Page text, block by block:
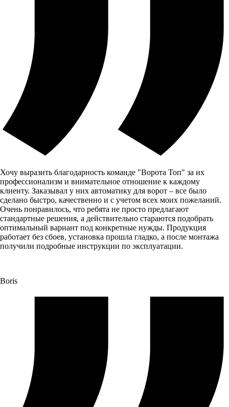
Хочу выразить благодарность команде "Ворота Топ" за их
профессионализм и внимательное отношение к каждому
клиенту. Заказывал у них автоматику для ворот – все было
сделано быстро, качественно и с учетом всех моих пожеланий.
Очень понравилось, что ребята не просто предлагают
стандартные решения, а действительно стараются подобрать
оптимальный вариант под конкретные нужды. Продукция
работает без сбоев, установка прошла гладко, а после монтажа
получили подробные инструкции по эксплуатации.
Boris